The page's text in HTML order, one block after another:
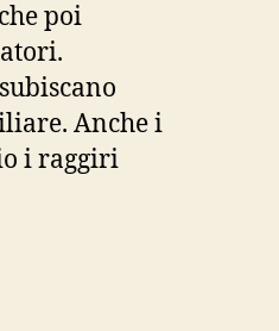
poi
Anche i
i raggiri